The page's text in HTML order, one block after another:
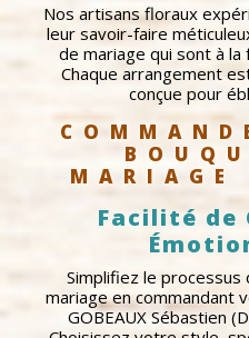
Nos artisans floraux
leur savoir-faire
de mariage qui sont à
Chaque arrangement
conçue pour
MARIAGE
Facilité de
Simplifiez le
mariage en commandant
GOBEAUX Sébastien